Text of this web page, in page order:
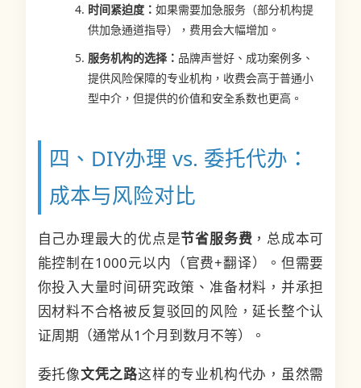
时间紧迫度： 如果需要加急服务（部分机构提
供加急通道指导），费用会大幅增加。
服务机构的选择： 品牌声誉好、成功案例多、
提供风险保障的专业机构，收费会高于普通小
型中介，但提供的价值和安全系数也更高。
四、DIY办理 vs. 委托代办：
成本与风险对比
自己办理最大的优点是节省服务费 ，总成本可
能控制在1000元以内（官费+翻译）。但需要
你投入大量时间研究政策、准备材料，并承担
因材料不合格被反复驳回的风险，延长整个认
证周期（通常从1个月到数月不等）。
委托像文凭之路这样的专业机构代办，虽然需